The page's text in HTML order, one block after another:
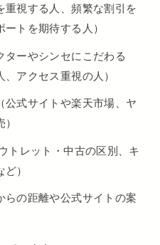
重視する人、頻繁な割引を
トを期待する人）
ターやシンセにこだわる
アクセス重視の人）
（公式サイトや楽天市場、ヤ
トレット・中古の区別、キ
）
らの距離や公式サイトの案